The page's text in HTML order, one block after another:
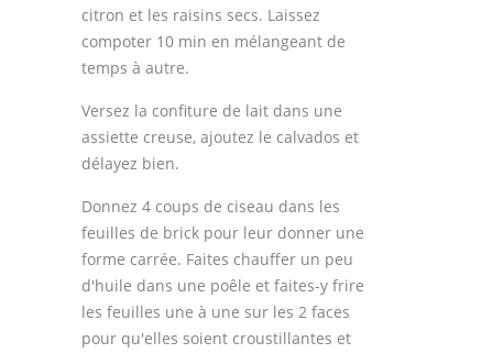
citron et les raisins secs. Laissez
compoter 10 min en mélangeant de
temps à autre.
Versez la confiture de lait dans une
assiette creuse, ajoutez le calvados et
délayez bien.
Donnez 4 coups de ciseau dans les
feuilles de brick pour leur donner une
forme carrée. Faites chauffer un peu
d'huile dans une poêle et faites-y frire
les feuilles une à une sur les 2 faces
pour qu'elles soient croustillantes et